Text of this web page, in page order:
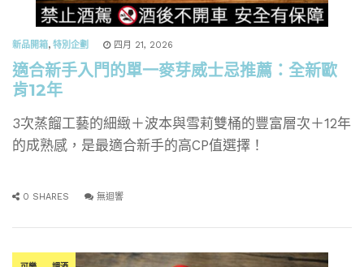
新品開箱, 特別企劃 四月 21, 2026
適合新手入門的單一麥芽威士忌推薦：全新歐
肯12年
3次蒸餾工藝的細緻＋波本與雪莉雙桶的豐富層次＋12年
的成熟感，是最適合新手的高CP值選擇！
0 SHARES 無迴響